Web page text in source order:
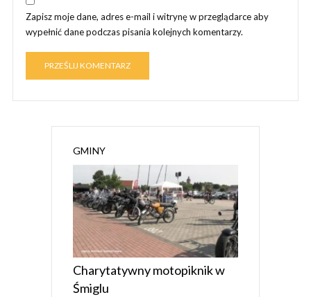
Zapisz moje dane, adres e-mail i witrynę w przeglądarce aby
wypełnić dane podczas pisania kolejnych komentarzy.
GMINY
Charytatywny motopiknik w
Śmiglu